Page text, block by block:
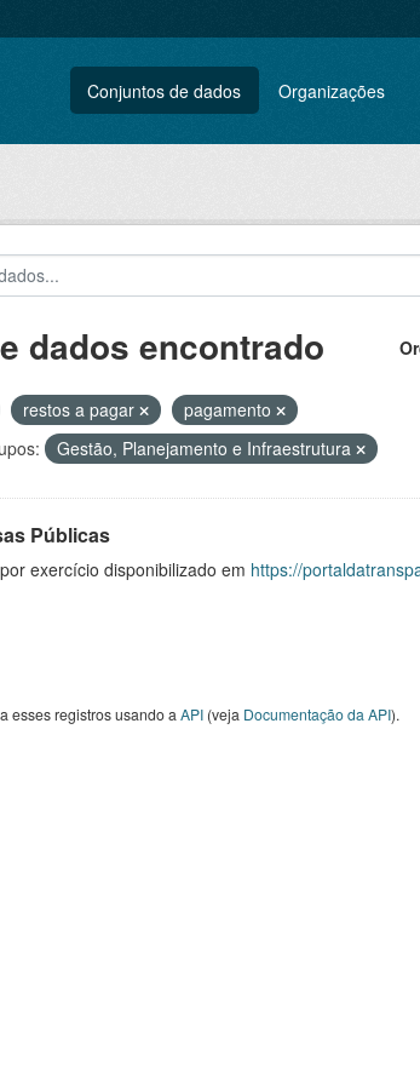
Conjuntos de dados Organizações
dados encontrado
restos a pagar
pagamento
Gestão, Planejamento e Infraestrutura
Públicas
exercício disponibilizado em https://
esses registros usando a API(veja Documentação da API).